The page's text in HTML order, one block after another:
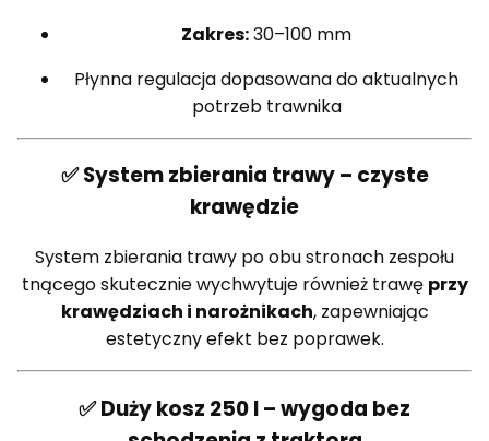
Zakres:30–100 mm
Płynna regulacja dopasowana do aktualnych
potrzeb trawnika
✅ System zbierania trawy – czyste
krawędzie
System zbierania trawy po obu stronach zespołu
tnącego skutecznie wychwytuje również trawę przy
krawędziach i narożnikach, zapewniając
estetyczny efekt bez poprawek.
✅ Duży kosz 250 l – wygoda bez